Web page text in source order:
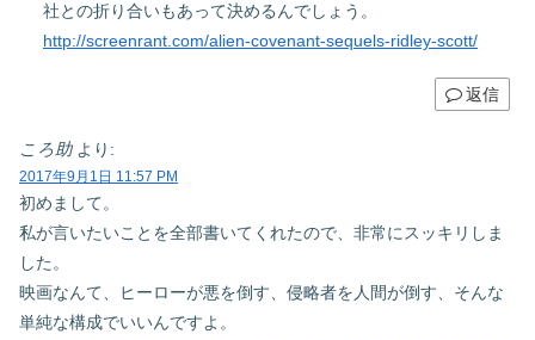
社との折り合いもあって決めるんでしょう。
http://screenrant.com/alien-covenant-sequels-ridley-scott/
返信
ころ助 より:
2017年9月1日 11:57 PM
初めまして。
私が言いたいことを全部書いてくれたので、非常にスッキリしま
した。
映画なんて、ヒーローが悪を倒す、侵略者を人間が倒す、そんな
単純な構成でいいんですよ。